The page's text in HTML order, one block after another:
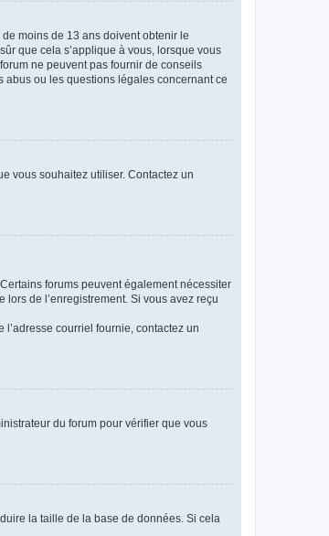
moins de 13 ans doivent obtenir le
que cela s’applique à vous, lorsque vous
ne peuvent pas fournir de conseils
abus ou les questions légales concernant ce
vous souhaitez utiliser. Contactez un
forums peuvent également nécessiter
de l’enregistrement. Si vous avez reçu
courriel fournie, contactez un
du forum pour vérifier que vous
la taille de la base de données. Si cela